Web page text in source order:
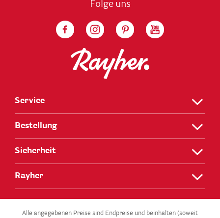
Folge uns
Service
Bestellung
Sicherheit
Rayher
Alle angegebenen Preise sind Endpreise und beinhalten (soweit